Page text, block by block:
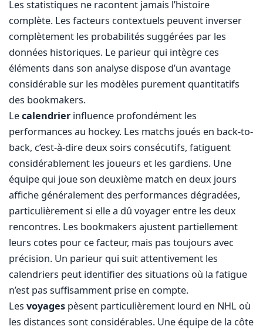
Les statistiques ne racontent jamais l’histoire
complète. Les facteurs contextuels peuvent inverser
complètement les probabilités suggérées par les
données historiques. Le parieur qui intègre ces
éléments dans son analyse dispose d’un avantage
considérable sur les modèles purement quantitatifs
des bookmakers.
Lecalendrier influence profondément les
performances au hockey. Les matchs joués en back-to-
back, c’est-à-dire deux soirs consécutifs, fatiguent
considérablement les joueurs et les gardiens. Une
équipe qui joue son deuxième match en deux jours
affiche généralement des performances dégradées,
particulièrement si elle a dû voyager entre les deux
rencontres. Les bookmakers ajustent partiellement
leurs cotes pour ce facteur, mais pas toujours avec
précision. Un parieur qui suit attentivement les
calendriers peut identifier des situations où la fatigue
n’est pas suffisamment prise en compte.
Les voyages pèsent particulièrement lourd en NHL où
les distances sont considérables. Une équipe de la côte